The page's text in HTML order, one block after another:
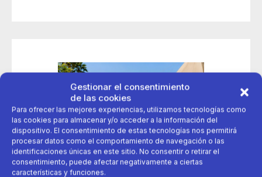
Gestionar el consentimiento
de las cookies
Para ofrecer las mejores experiencias, utilizamos tecnologías como
las cookies para almacenar y/o acceder a la información del
dispositivo. El consentimiento de estas tecnologías nos permitirá
procesar datos como el comportamiento de navegación o las
identificaciones únicas en este sitio. No consentir o retirar el
consentimiento, puede afectar negativamente a ciertas
características y funciones.